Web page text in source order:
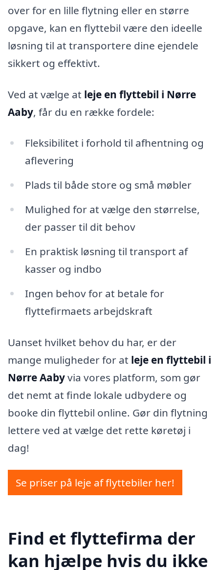
over for en lille flytning eller en større
opgave, kan en flyttebil være den ideelle
løsning til at transportere dine ejendele
sikkert og effektivt.
Ved at vælge at leje en flyttebil i Nørre
Aaby, får du en række fordele:
Fleksibilitet i forhold til afhentning og
aflevering
Plads til både store og små møbler
Mulighed for at vælge den størrelse,
der passer til dit behov
En praktisk løsning til transport af
kasser og indbo
Ingen behov for at betale for
flyttefirmaets arbejdskraft
Uanset hvilket behov du har, er der
mange muligheder for at leje en flyttebil i
Nørre Aabyvia vores platform, som gør
det nemt at finde lokale udbydere og
booke din flyttebil online. Gør din flytning
lettere ved at vælge det rette køretøj i
dag!
Se priser på leje af flyttebiler her!
Find et flyttefirma der
kan hjælpe hvis du ikke